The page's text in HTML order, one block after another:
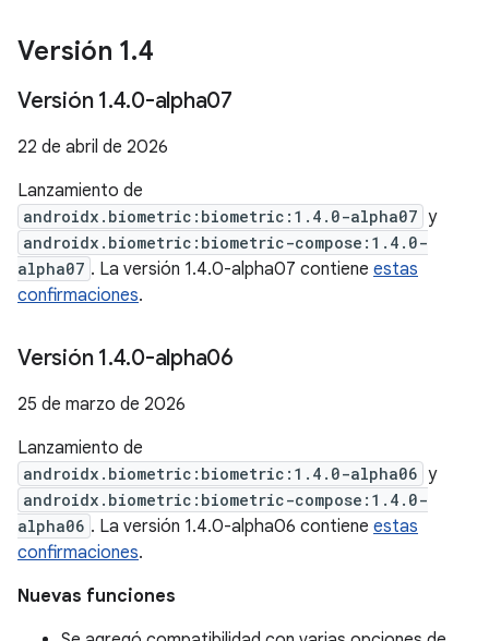
Versión 1.4
Versión 1.4.0-alpha07
22 de abril de 2026
Lanzamiento de
androidx.biometric:biometric:1.4.0-alpha07 y
androidx.biometric:biometric-compose:1.4.0-
alpha07 . La versión 1.4.0-alpha07 contiene estas
confirmaciones.
Versión 1.4.0-alpha06
25 de marzo de 2026
Lanzamiento de
androidx.biometric:biometric:1.4.0-alpha06 y
androidx.biometric:biometric-compose:1.4.0-
alpha06 . La versión 1.4.0-alpha06 contiene estas
confirmaciones.
Nuevas funciones